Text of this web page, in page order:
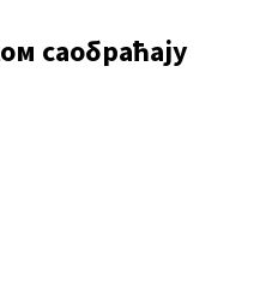
саобраћају